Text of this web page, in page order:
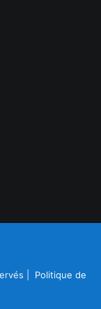
| Politique de